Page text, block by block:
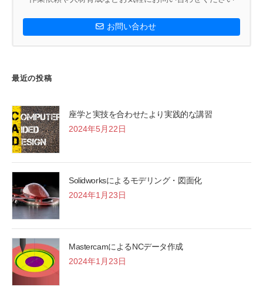
お問い合わせ
最近の投稿
座学と実技を合わせたより実践的な講習
2024年5月22日
Solidworksによるモデリング・図面化
2024年1月23日
MastercamによるNCデータ作成
2024年1月23日